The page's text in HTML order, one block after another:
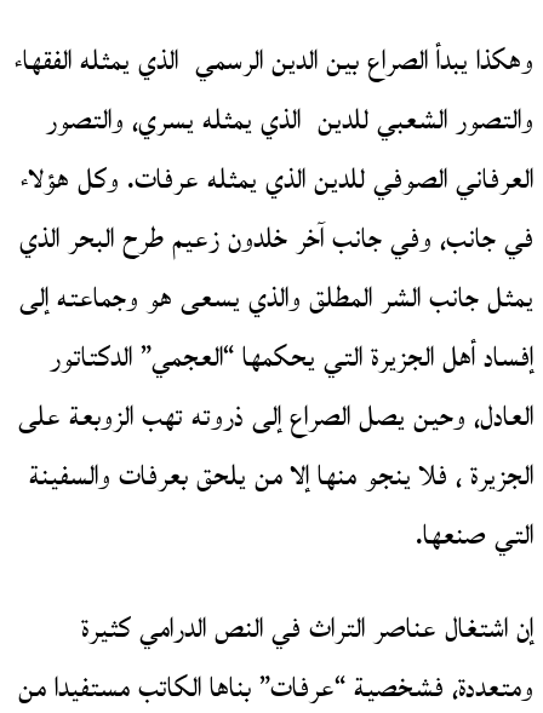
وهكذا يبدأ الصراع بين الدين الرسمي الذي يمثله الفقهاء
والتصور الشعبي للدين الذي يمثله يسري، والتصور
العرفاني الصوفي للدين الذي يمثله عرفات. وكل هؤلاء
في جانب، وفي جانب آخر خلدون زعيم طرح البحر الذي
يمثل جانب الشر المطلق والذي يسعى هو وجماعته إلى
إفساد أهل الجزيرة التي يحكمها “العجمي” الدكتاتور
العادل، وحين يصل الصراع إلى ذروته تهب الزوبعة على
الجزيرة ، فلا ينجو منها إلا من يلحق بعرفات والسفينة
التي صنعها.
إن اشتغال عناصر التراث في النص الدرامي كثيرة
ومتعددة، فشخصية “عرفات” بناها الكاتب مستفيدا من